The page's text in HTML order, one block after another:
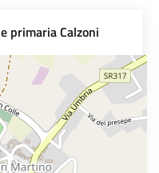
primaria Calzoni